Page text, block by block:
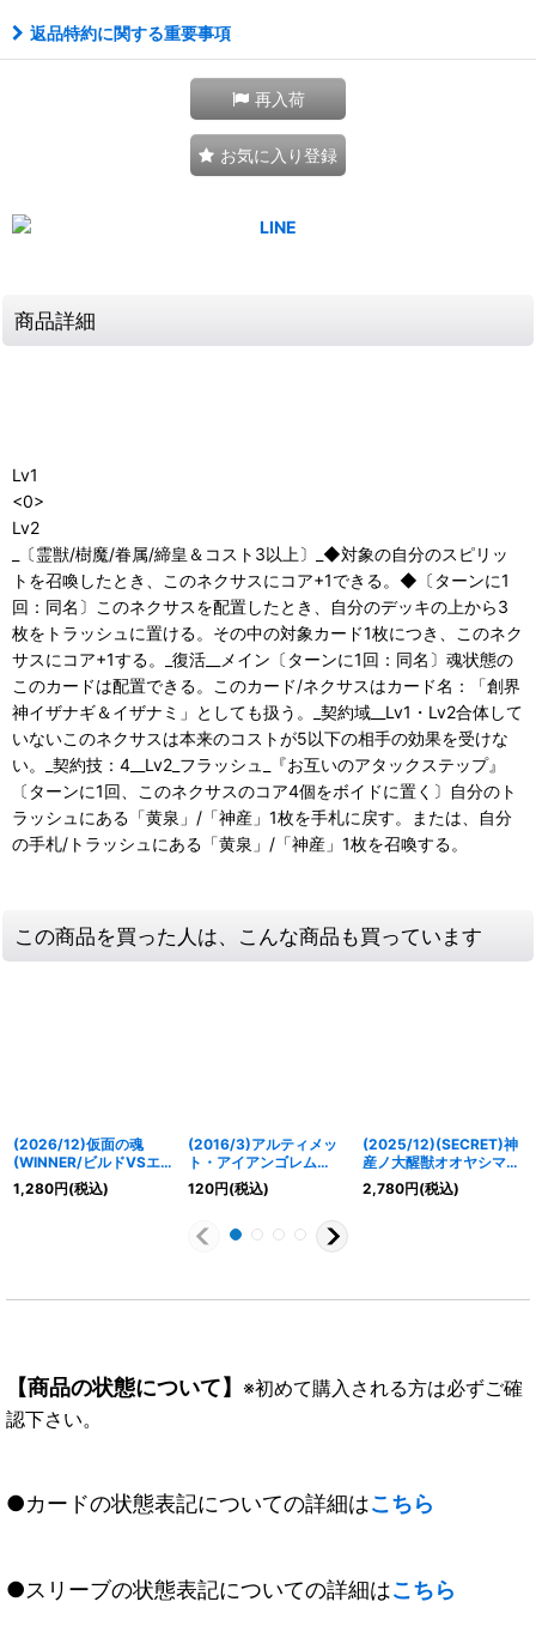
返品特約に関する重要事項
再入荷
お気に入り登録
商品詳細
Lv1
<0>
Lv2
_〔霊獣/樹魔/眷属/締皇＆コスト3以上〕_◆対象の自分のスピリッ
トを召喚したとき、このネクサスにコア+1できる。◆〔ターンに1
回：同名〕このネクサスを配置したとき、自分のデッキの上から3
枚をトラッシュに置ける。その中の対象カード1枚につき、このネク
サスにコア+1する。_復活__メイン〔ターンに1回：同名〕魂状態の
このカードは配置できる。このカード/ネクサスはカード名：「創界
神イザナギ＆イザナミ」としても扱う。_契約域__Lv1・Lv2合体して
いないこのネクサスは本来のコストが5以下の相手の効果を受けな
い。_契約技：4__Lv2_フラッシュ_『お互いのアタックステップ』
〔ターンに1回、このネクサスのコア4個をボイドに置く〕自分のト
ラッシュにある「黄泉」/「神産」1枚を手札に戻す。または、自分
の手札/トラッシュにある「黄泉」/「神産」1枚を召喚する。
この商品を買った人は、こんな商品も買っています
(2026/12)仮面の魂
(WINNER/ビルドVSエ
ボルイラスト)【CP】
{CB30-CP04}《多》
1,280円(税込)
(2016/3)アルティメッ
ト・アイアンゴレム
(BSC27収録)【C】
{BS24-077}《青》
120円(税込)
(2025/12)(SECRET)神
産ノ大醒獣オオヤシマ/
黄泉ノ醒獣帝ヨモツオオ
カミ(BSC47収録)【転醒
2,780円(税込)
【商品の状態について】 ※初めて購入される方は必ずご確
認下さい。
●カードの状態表記についての詳細はこちら
●スリーブの状態表記についての詳細はこちら